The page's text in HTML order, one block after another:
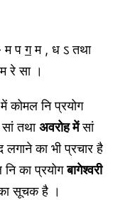
म पगम , ध ऽ तथा
रे सा ।
कोमल नि प्रयोग
तथाअवरोह मेंसां
लगाने का भी प्रचार है
का प्रयोगबागेश्वरी
सूचक है ।